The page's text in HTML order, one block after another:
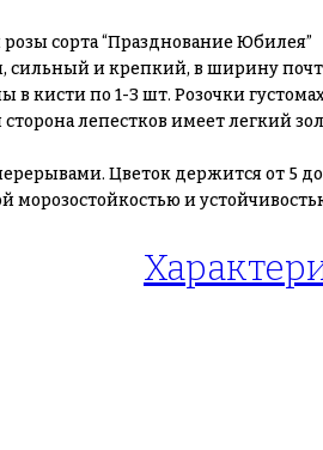
сорта “Празднование Юбилея”
сильный и крепкий, в ширину
кисти по 1-3 шт. Розочки
лепестков имеет легкий
Цветок держится от 5
и